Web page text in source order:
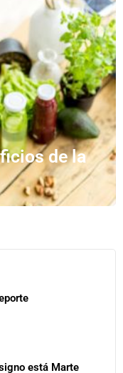
de la
está Marte